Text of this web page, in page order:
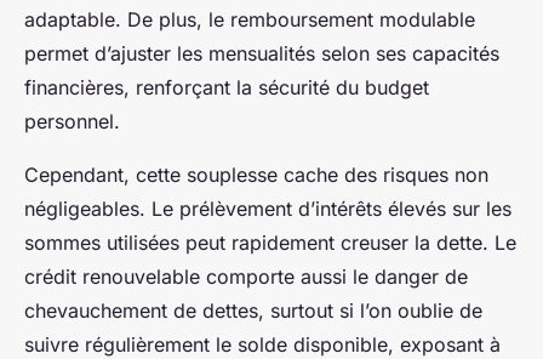
adaptable. De plus, le remboursement modulable
permet d’ajuster les mensualités selon ses capacités
financières, renforçant la sécurité du budget
personnel.
Cependant, cette souplesse cache des risques non
négligeables. Le prélèvement d’intérêts élevés sur les
sommes utilisées peut rapidement creuser la dette. Le
crédit renouvelable comporte aussi le danger de
chevauchement de dettes, surtout si l’on oublie de
suivre régulièrement le solde disponible, exposant à